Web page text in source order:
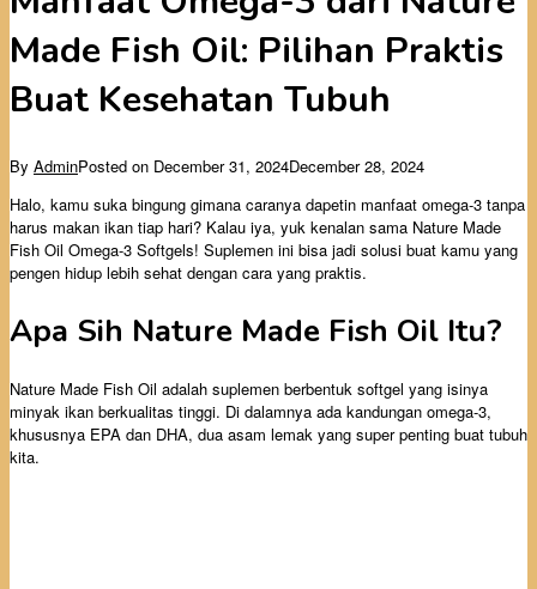
Made Fish Oil: Pilihan Praktis
Buat Kesehatan Tubuh
By AdminPosted on December 31, 2024December 28, 2024
Halo, kamu suka bingung gimana caranya dapetin manfaat omega-3 tanpa
harus makan ikan tiap hari? Kalau iya, yuk kenalan sama Nature Made
Fish Oil Omega-3 Softgels! Suplemen ini bisa jadi solusi buat kamu yang
pengen hidup lebih sehat dengan cara yang praktis.
Apa Sih Nature Made Fish Oil Itu?
Nature Made Fish Oil adalah suplemen berbentuk softgel yang isinya
minyak ikan berkualitas tinggi. Di dalamnya ada kandungan omega-3,
khususnya EPA dan DHA, dua asam lemak yang super penting buat tubuh
kita.